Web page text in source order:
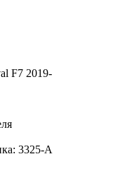
F7 2019-
3325-А